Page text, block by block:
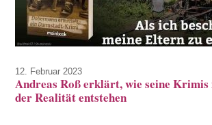
12. Februar 2023
Andreas Roß erklärt, wie seine
der Realität entstehen